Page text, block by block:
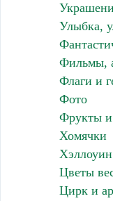
Улыбка,
Фильмы,
Флаги и
Фото
Фрукты и
Хомячки
Хэллоуин
Цветы
Цирк и